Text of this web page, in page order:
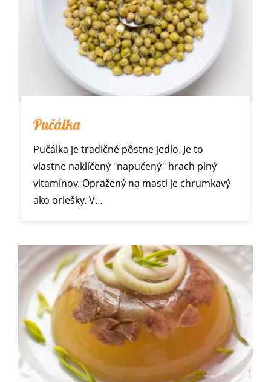
Pučálka
Pučálka je tradičné pôstne jedlo. Je to
vlastne naklíčený "napučený" hrach plný
vitamínov. Opražený na masti je chrumkavý
ako oriešky. V…